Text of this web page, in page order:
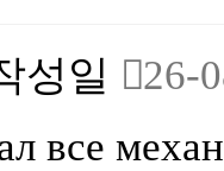
성일
26-
все